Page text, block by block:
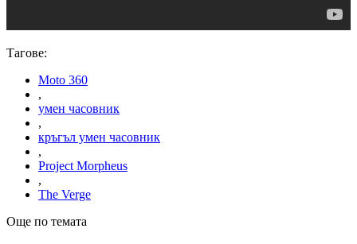
Тагове:
Moto 360
,
умен часовник
,
кръгъл умен часовник
,
Project Morpheus
,
The Verge
Още по темата